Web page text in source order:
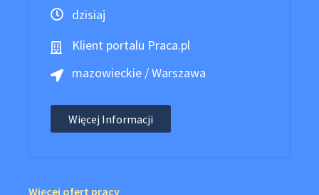
dzisiaj
Klient portalu Praca.pl
mazowieckie / Warszawa
Więcej Informacji
Więcej ofert pracy